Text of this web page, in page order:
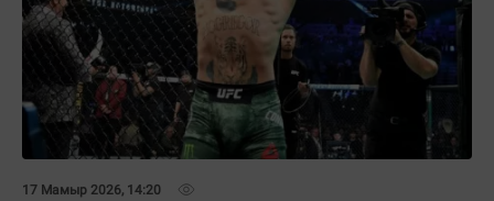
17 Мамыр 2026, 14:20